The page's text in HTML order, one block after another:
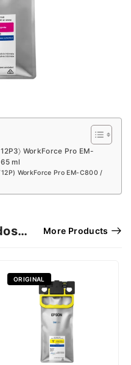
WorkForce Pro EM-
ml
WorkForce Pro EM-C800 /
More Products
ORIGINAL